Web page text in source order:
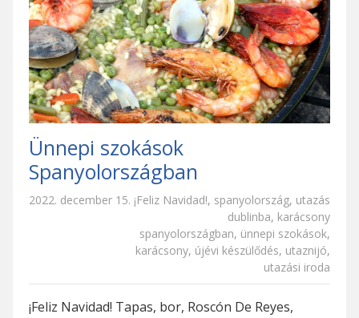
Ünnepi szokások
Spanyolországban
2022. december 15. ¡Feliz Navidad!, spanyolország, utazás
dublinba, karácsony
spanyolországban, ünnepi szokások,
karácsony, újévi készülődés, utaznijó,
utazási iroda
¡Feliz Navidad! Tapas, bor, Roscón De Reyes,